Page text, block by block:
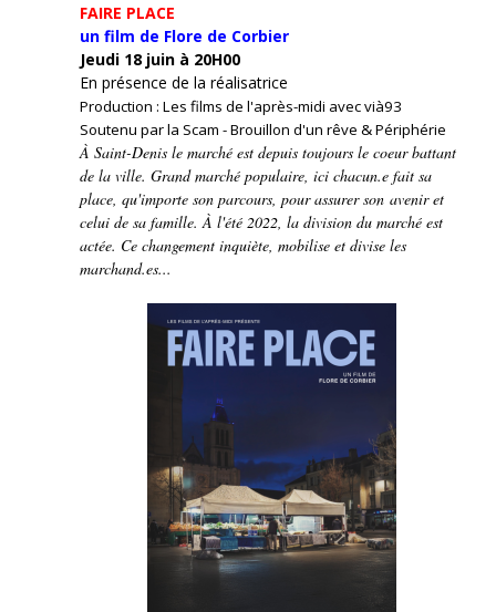
FAIRE PLACE
un film de Flore de Corbier
Jeudi 18 juin à 20H00
En présence de la réalisatrice
Production : Les films de l'après-midi avec vià93
Soutenu par la Scam - Brouillon d'un rêve & Périphérie
À Saint-Denis le marché est depuis toujours le coeur battant
de la ville. Grand marché populaire, ici chacun.e fait sa
place, qu'importe son parcours, pour assurer son avenir et
celui de sa famille. À l'été 2022, la division du marché est
actée. Ce changement inquiète, mobilise et divise les
marchand.es...